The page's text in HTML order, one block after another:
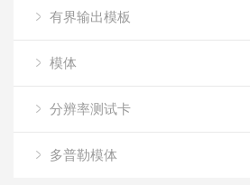
有界输出模板
模体
分辨率测试卡
多普勒模体